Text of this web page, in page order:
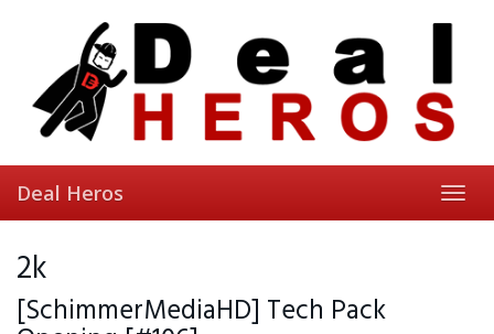
Deal Heros
2k
[SchimmerMediaHD] Tech Pack